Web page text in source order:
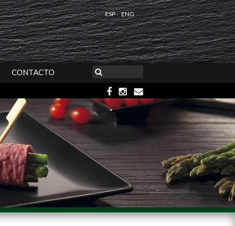
ESP ENG
CONTACTO